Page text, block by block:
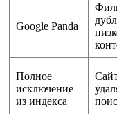
Google Panda
Полное
исключение
из индекса